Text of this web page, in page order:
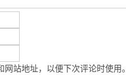
站地址，以便下次评论时使用。